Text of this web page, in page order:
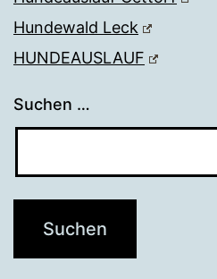
Hundewald Leck
HUNDEAUSLAUF
Suchen …